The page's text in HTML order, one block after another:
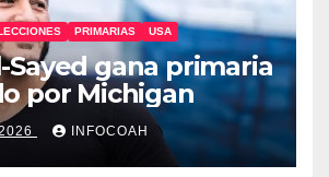
PRIMARIAS USA
Sayed gana primaria
por Michigan
INFOCOAH